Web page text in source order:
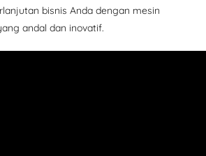
bisnis Anda dengan mesin
andal dan inovatif.